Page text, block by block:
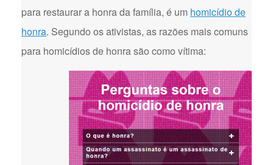
para restaurar a honra da família, é um homicídio de
honra. Segundo os ativistas, as razões mais comuns
para homicídios de honra são como vítima: